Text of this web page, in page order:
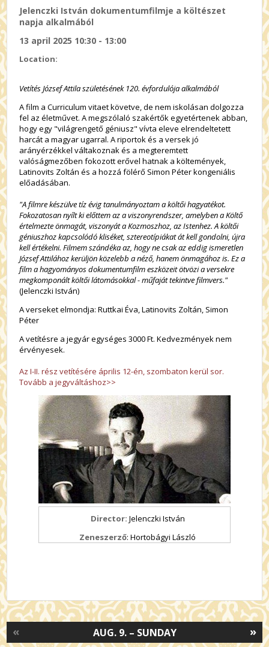
Jelenczki István dokumentumfilmje a költészet
napja alkalmából
13 april 2025 10:30 - 13:00
Location:
Vetítés József Attila születésének 120. évfordulója alkalmából
A film a Curriculum vitaet követve, de nem iskolásan dolgozza
fel az életművet. A megszólaló szakértők egyetértenek abban,
hogy egy "világrengető géniusz" vívta eleve elrendeltetett
harcát a magyar ugarral. A riportok és a versek jó
arányérzékkel váltakoznak és a megteremtett
valóságmezőben fokozott erővel hatnak a költemények,
Latinovits Zoltán és a hozzá fölérő Simon Péter kongeniális
előadásában.
"A filmre készülve tíz évig tanulmányoztam a költői hagyatékot.
Fokozatosan nyílt ki előttem az a viszonyrendszer, amelyben a Költő
értelmezte önmagát, viszonyát a Kozmoszhoz, az Istenhez. A költői
géniuszhoz kapcsolódó kliséket, sztereotípiákat át kell gondolni, újra
kell értékelni. Filmem szándéka az, hogy ne csak az eddig ismeretlen
József Attilához kerüljön közelebb a néző, hanem önmagához is. Ez a
film a hagyományos dokumentumfilm eszközeit ötvözi a versekre
megkomponált költői látomásokkal - műfaját tekintve filmvers."
(Jelenczki István)
A verseket elmondja: Ruttkai Éva, Latinovits Zoltán, Simon
Péter
A vetítésre a jegyár egységes 3000 Ft. Kedvezmények nem
érvényesek.
Az I-II. rész vetítésére április 12-én, szombaton kerül sor.
Tovább a jegyváltáshoz>>
Director: Jelenczki István
Zeneszerző: Hortobágyi László
»
AUG. 9. – SUNDAY
«